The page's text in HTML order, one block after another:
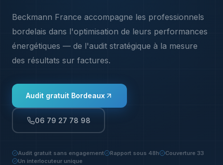
Beckmann France accompagne les professionnels
bordelais dans l'optimisation de leurs performances
énergétiques — de l'audit stratégique à la mesure
des résultats sur factures.
Audit gratuit Bordeaux
06 79 27 78 98
Audit gratuit sans engagement Rapport sous 48h
Couverture 33
Un interlocuteur unique